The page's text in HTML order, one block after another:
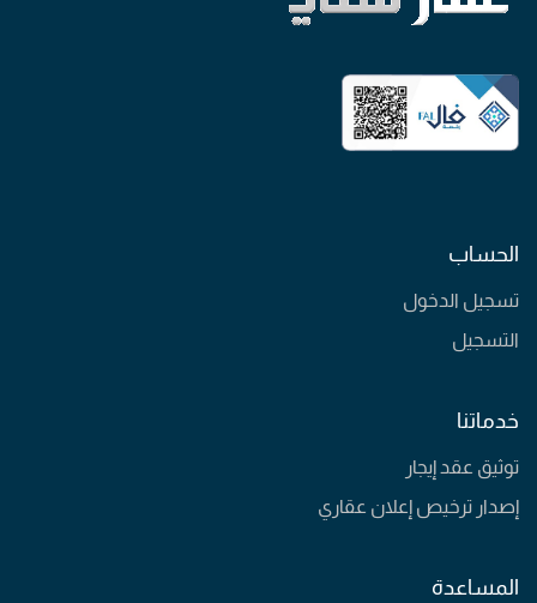
الحساب
تسجيل الدخول
التسجيل
خدماتنا
توثيق عقد إيجار
إصدار ترخيص إعلان عقاري
المساعدة